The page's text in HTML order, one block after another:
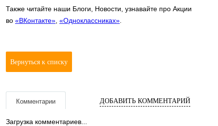
Также читайте наши Блоги, Новости, узнавайте про Акции
во «ВКонтакте» «Одноклассниках»
Вернуться к списку
Комментарии ДОБАВИТЬ КОММЕНТАРИЙ
Загрузка комментариев...